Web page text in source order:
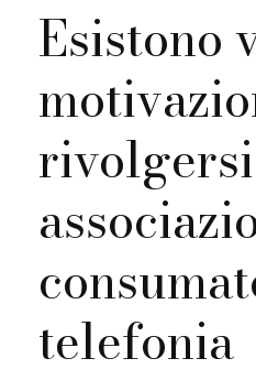
Esistono
telefonia